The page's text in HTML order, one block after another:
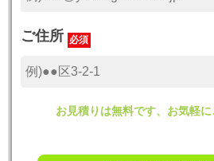
ご住所 必須
お見積りは無料です、お気軽に